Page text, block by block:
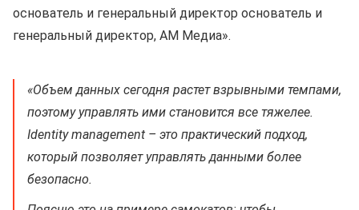
основатель и генеральный директор основатель и
генеральный директор, АМ Медиа».
«Объем данных сегодня растет взрывными темпами,
поэтому управлять ими становится все тяжелее.
Identity management – это практический подход,
который позволяет управлять данными более
безопасно.